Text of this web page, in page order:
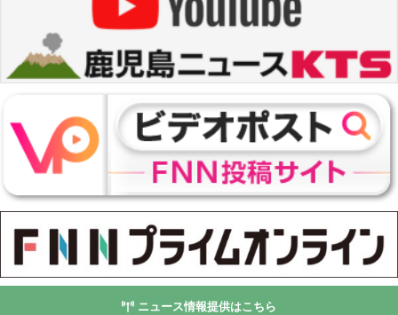
ニュース情報提供はこちら